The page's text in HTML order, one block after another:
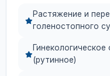
Растяжение и
голеностопного
(рутинное)